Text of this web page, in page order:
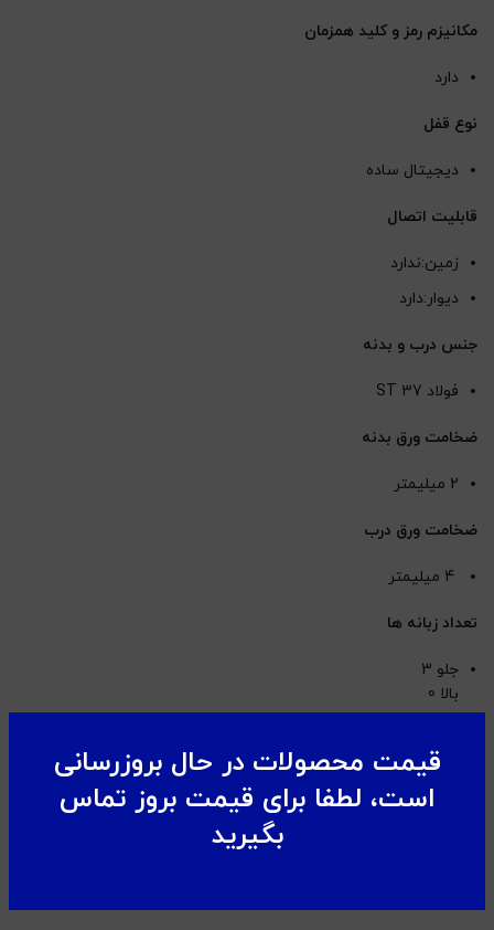
قیمت محصولات در حال بروزرسانی
است، لطفا برای قیمت بروز تماس
بگیرید
مکانیزم رمز و کلید همزمان
دارد
نوع قفل
دیجیتال ساده
قابلیت اتصال
زمین:ندارد
دیوار:دارد
جنس درب و بدنه
فولاد ST 37
ضخامت ورق بدنه
2 میلیمتر
ضخامت ورق درب
تعداد زبانه ها
جلو 3
بالا 0
پایین 0
نوع لولا
داخلی